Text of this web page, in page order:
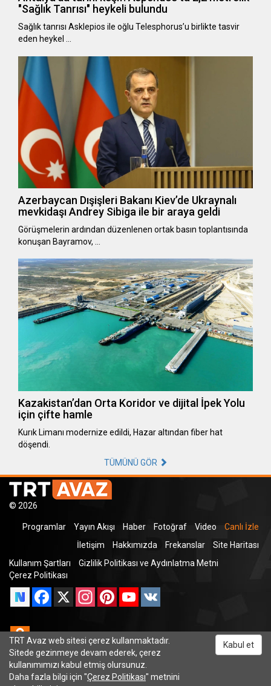
"Sağlık Tanrısı" heykeli bulundu
Sağlık tanrısı Asklepios ile oğlu Telesphorus’u birlikte tasvir
eden heykel …
Azerbaycan Dışişleri Bakanı Kiev’de Ukraynalı
mevkidaşı Andrey Sibiga ile bir araya geldi
Görüşmelerin ardından düzenlenen ortak basın toplantısında
konuşan Bayramov, …
Kazakistan’dan Orta Koridor ve dijital İpek Yolu
için çifte hamle
Kurık Limanı modernize edildi, Hazar altından fiber hat
döşendi.
TÜMÜNÜ GÖR
© 2026
Programlar Yayın Akışı Haber Fotoğraf Video
Canlı İzle
İletişim
Hakkımızda Frekanslar
Site Haritası
Kullanım Şartları
Gizlilik Politikası ve Aydınlatma Metni
Çerez Politikası
Facebook
X InstagramPinterestYouTube
Odnoklassniki
TRT Avaz web sitesi çerez kullanmaktadır.
Sitede gezinmeye devam ederek, çerez
kullanımımızı kabul etmiş olursunuz.
Daha fazla bilgi için "Çerez Politikası" metnini
Kabul et